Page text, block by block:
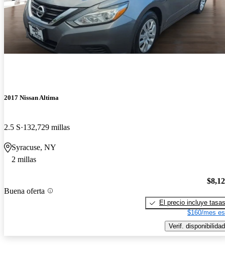
2017 Nissan Altima
2.5 S 132,729 millas
Syracuse, NY
2 millas
Buena oferta
El precio incluye tasas
$160/mes
Verif. disponibilidad